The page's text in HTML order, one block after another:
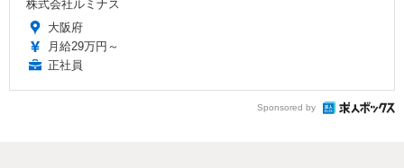
株式会社ルミナス
大阪府
月給29万円～
正社員
Sponsored by